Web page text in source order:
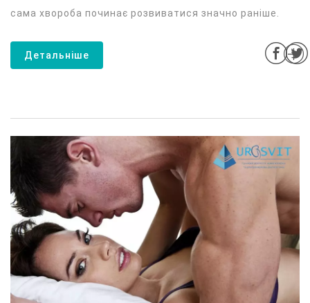
сама хвороба починає розвиватися значно раніше.
Детальніше